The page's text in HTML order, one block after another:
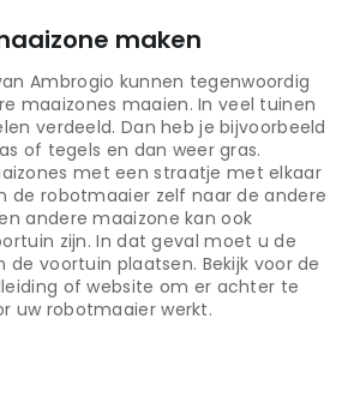
maken
Ambrogio kunnen tegenwoordig
maaizones maaien. In veel tuinen
verdeeld. Dan heb je bijvoorbeeld
of tegels en dan weer gras.
met een straatje met elkaar
de robotmaaier zelf naar de andere
andere maaizone kan ook
zijn. In dat geval moet u de
voortuin plaatsen. Bekijk voor de
of website om er achter te
uw robotmaaier werkt.